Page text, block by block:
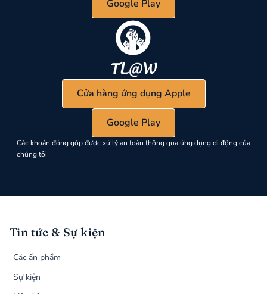
Google Play
Cửa hàng ứng dụng Apple
Google Play
Các khoản đóng góp được xử lý an toàn thông qua ứng dụng di động của
chúng tôi
Tin tức & Sự kiện
Các ấn phẩm
Sự kiện